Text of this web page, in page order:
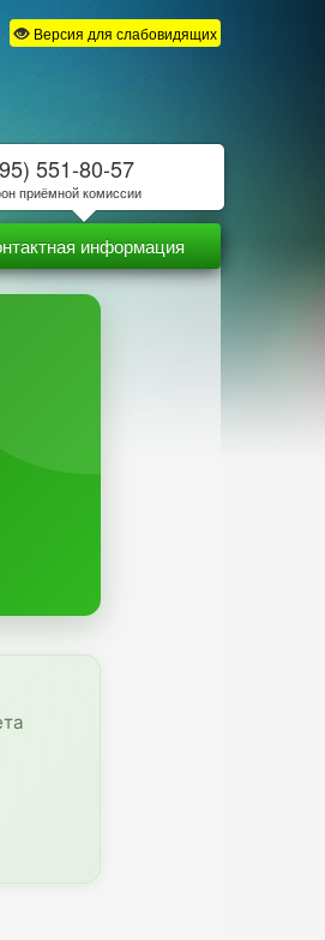
Версия для слабовидящих
информация
551-80-57
приёмной комиссии